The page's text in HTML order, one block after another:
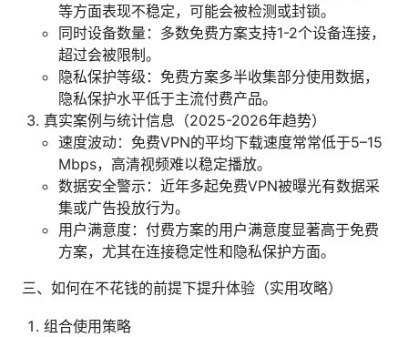
等方面表现不稳定，可能会被检测或封锁。
同时设备数量：多数免费方案支持1-2个设备连接，
超过会被限制。
隐私保护等级：免费方案多半收集部分使用数据，
隐私保护水平低于主流付费产品。
真实案例与统计信息（2025-2026年趋势）
速度波动：免费VPN的平均下载速度常常低于5–15
Mbps，高清视频难以稳定播放。
数据安全警示：近年多起免费VPN被曝光有数据采
集或广告投放行为。
用户满意度：付费方案的用户满意度显著高于免费
方案，尤其在连接稳定性和隐私保护方面。
三、如何在不花钱的前提下提升体验（实用攻略）
组合使用策略